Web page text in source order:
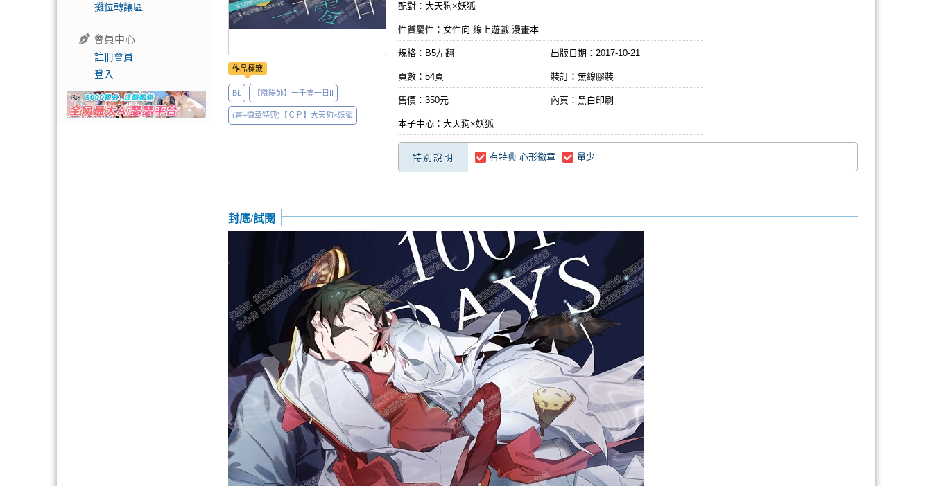
攤位轉讓區
會員中心
註冊會員
登入
作品標籤
BL 【陰陽師】一千零一日II
(書+徽章特典)【ＣＰ】大天狗×妖狐
配對：大天狗×妖狐
性質屬性：女性向 線上遊戲 漫畫本
規格：B5左翻 出版日期： 2017-10-21
頁數：54頁 裝訂：無線膠裝
售價：350元 內頁：黑白印刷
本子中心：大天狗×妖狐
特別說明 有特典 心形徽章 量少
封底/試閱